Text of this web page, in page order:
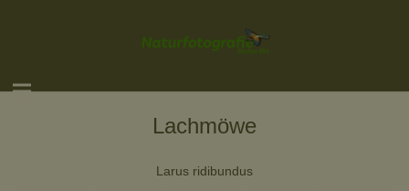
Lachmöwe
Larus ridibundus